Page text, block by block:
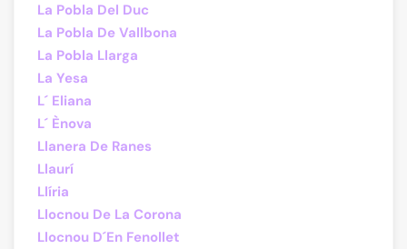
La Pobla Del Duc
La Pobla De Vallbona
La Pobla Llarga
La Yesa
L´ Eliana
L´ Ènova
Llanera De Ranes
Llaurí
Llíria
Llocnou De La Corona
Llocnou D´En Fenollet